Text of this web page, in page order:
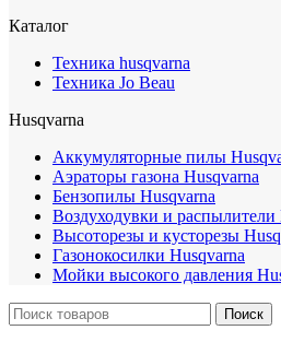
Каталог
Техника husqvarna
Техника Jo Beau
Husqvarna
Аккумуляторные пилы
Аэраторы газона Husqvarna
Бензопилы Husqvarna
Воздуходувки и распылители
Высоторезы и кусторезы
Газонокосилки Husqvarna
Мойки высокого давления
Поиск